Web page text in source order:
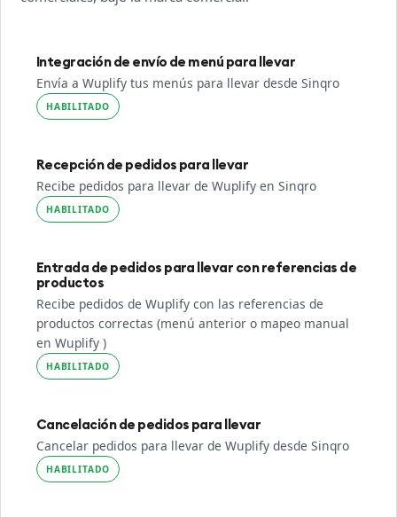
Integración de envío de menú para llevar
Envía a Wuplify tus menús para llevar desde Sinqro
HABILITADO
Recepción de pedidos para llevar
Recibe pedidos para llevar de Wuplify en Sinqro
HABILITADO
Entrada de pedidos para llevar con referencias de
productos
Recibe pedidos de Wuplify con las referencias de
productos correctas (menú anterior o mapeo manual
en Wuplify )
HABILITADO
Cancelación de pedidos para llevar
Cancelar pedidos para llevar de Wuplify desde Sinqro
HABILITADO